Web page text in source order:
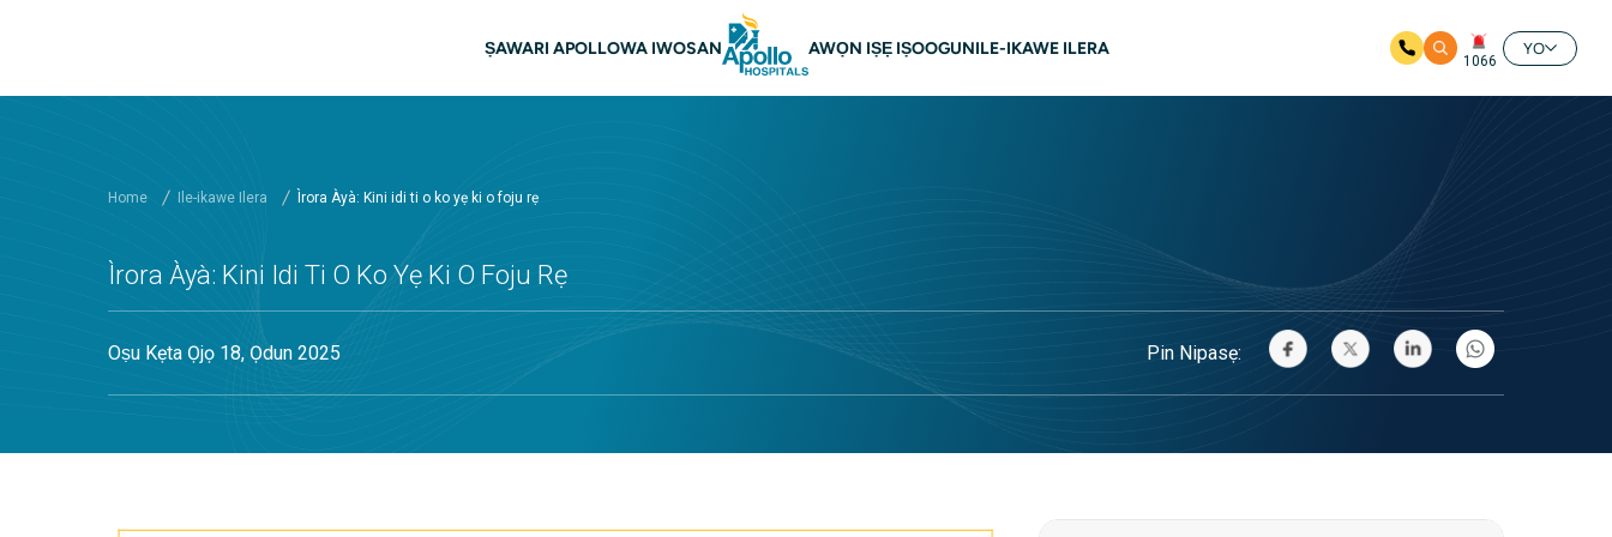
ṢAWARI APOLLOWA IWOSAN AWỌN IṢẸ IṢOOGUNILE-IKAWE ILERA
1066
YO
Home Ile-ikawe Ilera Ìrora Àyà: Kini idi ti o ko yẹ ki o foju rẹ
Ìrora Àyà: Kini Idi Ti O Ko Yẹ Ki O Foju Rẹ
Oṣu Kẹta Ọjọ 18, Ọdun 2025 Pin Nipasẹ: